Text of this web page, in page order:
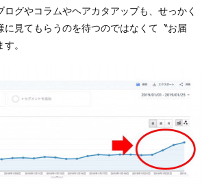
ログやコラムやヘアカタアップも、せっかく
に見てもらうのを待つのではなくて〝お届
。